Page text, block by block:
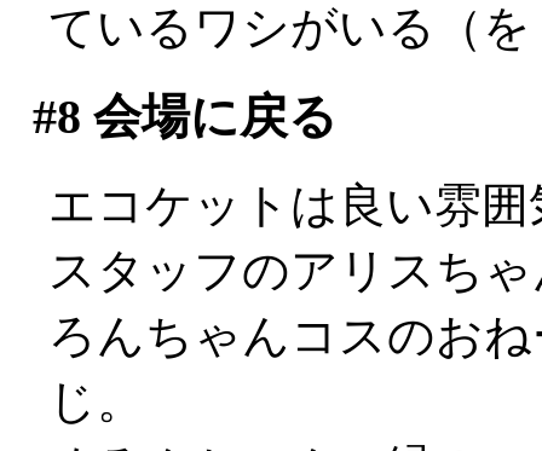
ているワシがいる（を
#8 会場に戻る
エコケットは良い雰
スタッフのアリスち
ろんちゃんコスのお
じ。